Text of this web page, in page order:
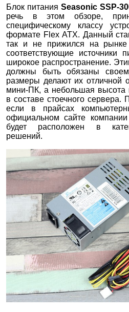
Блок питания Seasonic SSP-
речь в этом обзоре,
специфическому классу
формате Flex ATX. Данный
так и не прижился на
соответствующие источники
широкое распространение.
должны быть обязаны
размеры делают их отличной
мини-ПК, а небольшая высота
в составе стоечного сервера.
если в прайсах
официальном сайте
будет расположен в
решений.